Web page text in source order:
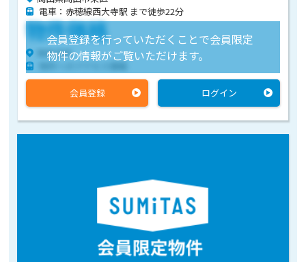
電車：赤穂線西大寺駅 まで徒歩22分
会員登録を行っていただくことで会員限定
物件の情報がご覧いただけます。
物件価格
物件住所
物件へのアクセス情報
会員登録 ログイン